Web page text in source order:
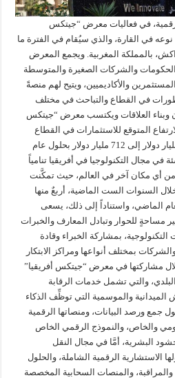
في فعاليات معرض “جيتكس
نوعه في القارة، والذي سيُقام في الفترة ما
و2 يونيو 2023 في مراكش، بالمملكة المغربية. ويجمع المعرض
والشركات الصغيرة والمتوسطة
والأكاديميين، ويتيح لهم منصةً
في القطاع والتباحث في مختلف
وبناء العلاقات ويكتسب معرض “جيتكس
المتوقع للاستثمارات في القطاع
التكنولوجي في أفريقيا من 115 مليار دولار إلى 712 مليار دولار بحلول عام
في مجال التكنولوجيا في أفريقيا تنامياً
أعلى بـ 6 مرات من أي مكان آخر في العالم، حيث تمكَّنت
مليارية خلال السنوات الست الماضية، أربعٌ منها
الماضي، واستناداً إلى ذلك، يسعى
مساحةٍ للحوار وتبادل المعارف والخبرات
بمشاركة الخبراء وقادة
بمختلف أنواعها ومراكز الابتكار
مشاركتها في معرض “جيتكس أفريقيا”
والتي تشمل خدمات الرقابة
الميدانية والموسمية التي توظِّف الذكاء
جمع ورصد البيانات، ومنصاتها الرقمية
والخاص، والنموذج الرقمي الخاص
البشرية، أمَّا في مجال النقل
الاستشارية الرقمية الشاملة، والحلول
والمراقبة، والمنصات السحابية المخصصة